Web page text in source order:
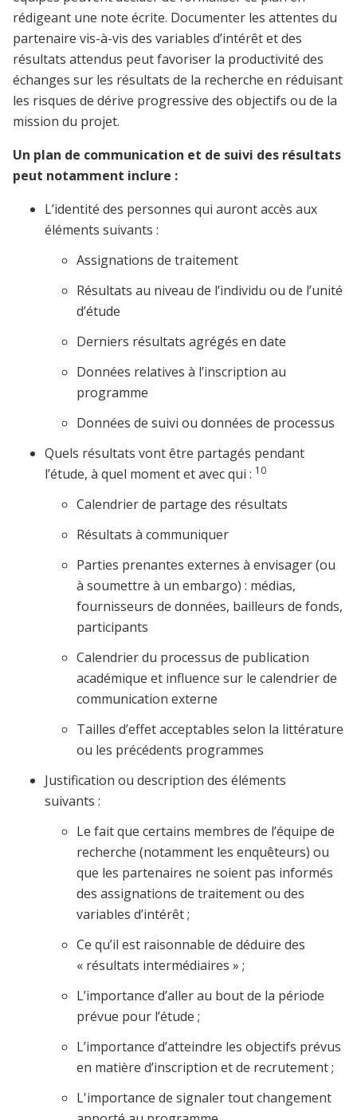
rédigeant une note écrite. Documenter les attentes du
partenaire vis-à-vis des variables d’intérêt et des
résultats attendus peut favoriser la productivité des
échanges sur les résultats de la recherche en réduisant
les risques de dérive progressive des objectifs ou de la
mission du projet.
Un plan de communication et de suivi des résultats
peut notamment inclure :
L’identité des personnes qui auront accès aux
éléments suivants :
Assignations de traitement
Résultats au niveau de l’individu ou de l’unité
d’étude
Derniers résultats agrégés en date
Données relatives à l’inscription au
programme
Données de suivi ou données de processus
Quels résultats vont être partagés pendant
l’étude, à quel moment et avec qui : 10
Calendrier de partage des résultats
Résultats à communiquer
Parties prenantes externes à envisager (ou
à soumettre à un embargo) : médias,
fournisseurs de données, bailleurs de fonds,
participants
Calendrier du processus de publication
académique et influence sur le calendrier de
communication externe
Tailles d’effet acceptables selon la littérature
ou les précédents programmes
Justification ou description des éléments
suivants :
Le fait que certains membres de l’équipe de
recherche (notamment les enquêteurs) ou
que les partenaires ne soient pas informés
des assignations de traitement ou des
variables d’intérêt ;
Ce qu’il est raisonnable de déduire des
« résultats intermédiaires » ;
L’importance d’aller au bout de la période
prévue pour l’étude ;
L’importance d’atteindre les objectifs prévus
en matière d’inscription et de recrutement ;
L'importance de signaler tout changement